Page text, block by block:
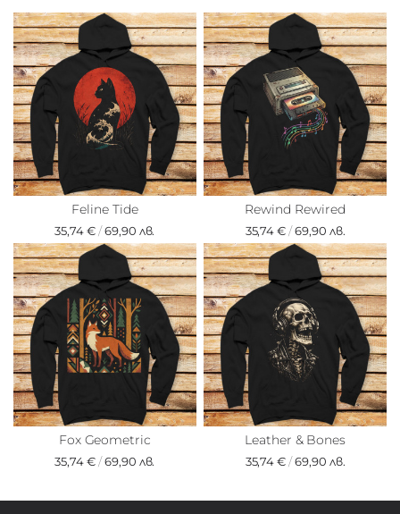
Feline Tide
35,74 €/69,90 лв.
Rewind Rewired
35,74 €/69,90 лв.
Fox Geometric
35,74 €/69,90 лв.
Leather & Bones
35,74 €/69,90 лв.